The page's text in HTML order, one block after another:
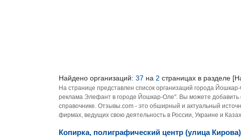
Найдено организаций: 37 на 2 страницах в разделе
На странице представлен список организаций города
реклама Элефант в городе Йошкар-Оле". Вы можете
справочнике. Отзывы.com - это обширный и актуальный
фирмах, ведущих свою деятельность в России, Украине и
Копирка, полиграфический центр (улица Кирова)